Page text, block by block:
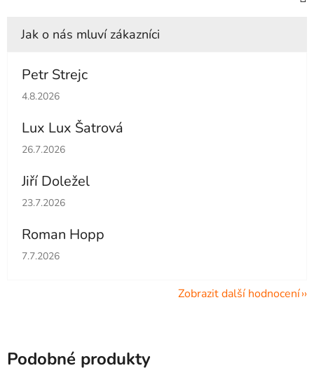
Petr Strejc
Hodnocení obchodu je 5 z 5 hvězdiček.
4.8.2026
Lux Lux Šatrová
Hodnocení obchodu je 5 z 5 hvězdiček.
26.7.2026
Jiří Doležel
Hodnocení obchodu je 5 z 5 hvězdiček.
23.7.2026
Roman Hopp
Hodnocení obchodu je 5 z 5 hvězdiček.
7.7.2026
Zobrazit další hodnocení
Podobné produkty